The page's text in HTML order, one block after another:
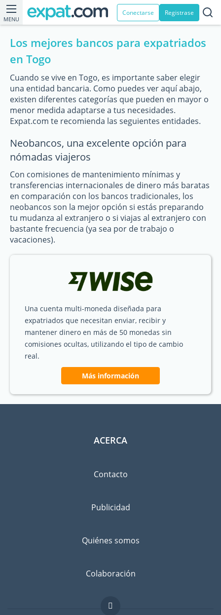
MENU
Conectarse Registrase
Los mejores bancos para expatriados
en Togo
Cuando se vive en Togo, es importante saber elegir
una entidad bancaria. Como puedes ver aquí abajo,
existen diferentes categorías que pueden en mayor o
menor medida adaptarse a tus necesidades.
Expat.com te recomienda las seguientes entidades.
Neobancos, una excelente opción para
nómadas viajeros
Con comisiones de mantenimiento mínimas y
transferencias internacionales de dinero más baratas
en comparación con los bancos tradicionales, los
neobancos son la mejor opción si estás preparando
tu mudanza al extranjero o si viajas al extranjero con
bastante frecuencia (ya sea por de trabajo o
vacaciones).
Una cuenta multi-moneda diseñada para
expatriados que necesitan enviar, recibir y
mantener dinero en más de 50 monedas sin
comisiones ocultas, utilizando el tipo de cambio
real.
Más información
ACERCA
Contacto
Publicidad
Quiénes somos
Colaboración